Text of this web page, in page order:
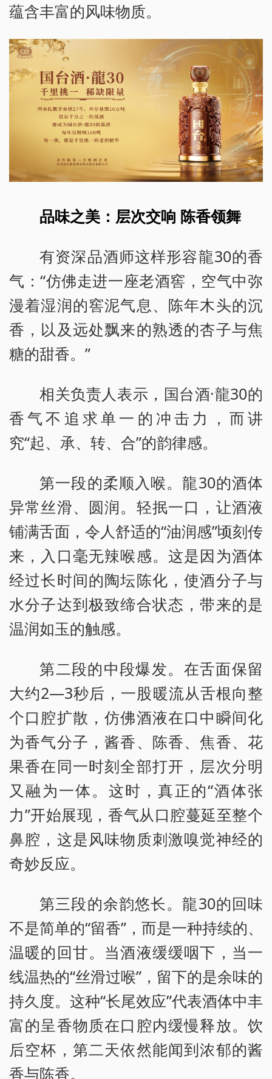
蕴含丰富的风味物质。
品味之美：层次交响 陈香领舞
有资深品酒师这样形容龍30的香
气：“仿佛走进一座老酒窖，空气中弥
漫着湿润的窖泥气息、陈年木头的沉
香，以及远处飘来的熟透的杏子与焦
糖的甜香。”
相关负责人表示，国台酒·龍30的
香气不追求单一的冲击力，而讲
究“起、承、转、合”的韵律感。
第一段的柔顺入喉。龍30的酒体
异常丝滑、圆润。轻抿一口，让酒液
铺满舌面，令人舒适的“油润感”顷刻传
来，入口毫无辣喉感。这是因为酒体
经过长时间的陶坛陈化，使酒分子与
水分子达到极致缔合状态，带来的是
温润如玉的触感。
第二段的中段爆发。在舌面保留
大约2—3秒后，一股暖流从舌根向整
个口腔扩散，仿佛酒液在口中瞬间化
为香气分子，酱香、陈香、焦香、花
果香在同一时刻全部打开，层次分明
又融为一体。这时，真正的“酒体张
力”开始展现，香气从口腔蔓延至整个
鼻腔，这是风味物质刺激嗅觉神经的
奇妙反应。
第三段的余韵悠长。龍30的回味
不是简单的“留香”，而是一种持续的、
温暖的回甘。当酒液缓缓咽下，当一
线温热的“丝滑过喉”，留下的是余味的
持久度。这种“长尾效应”代表酒体中丰
富的呈香物质在口腔内缓慢释放。饮
后空杯，第二天依然能闻到浓郁的酱
香与陈香。